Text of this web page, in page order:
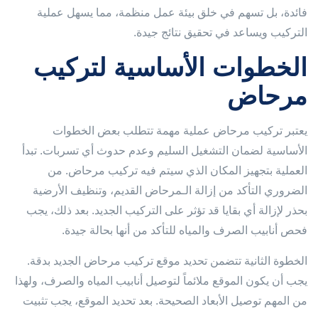
فائدة، بل تسهم في خلق بيئة عمل منظمة، مما يسهل عملية
التركيب ويساعد في تحقيق نتائج جيدة.
الخطوات الأساسية لتركيب
مرحاض
يعتبر تركيب مرحاض عملية مهمة تتطلب بعض الخطوات
الأساسية لضمان التشغيل السليم وعدم حدوث أي تسربات. تبدأ
العملية بتجهيز المكان الذي سيتم فيه تركيب مرحاض. من
الضروري التأكد من إزالة الـمرحاض القديم، وتنظيف الأرضية
بحذر لإزالة أي بقايا قد تؤثر على التركيب الجديد. بعد ذلك، يجب
فحص أنابيب الصرف والمياه للتأكد من أنها بحالة جيدة.
الخطوة الثانية تتضمن تحديد موقع تركيب مرحاض الجديد بدقة.
يجب أن يكون الموقع ملائماً لتوصيل أنابيب المياه والصرف، ولهذا
من المهم توصيل الأبعاد الصحيحة. بعد تحديد الموقع، يجب تثبيت